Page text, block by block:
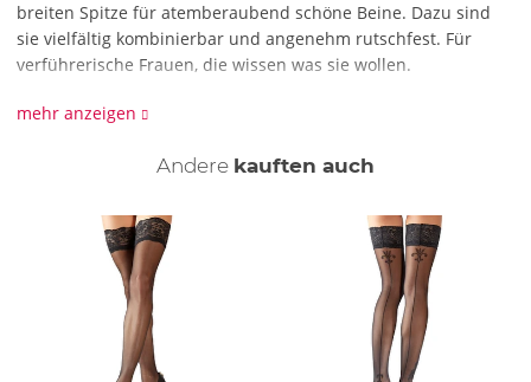
breiten Spitze für atemberaubend schöne Beine. Dazu sind
sie vielfältig kombinierbar und angenehm rutschfest. Für
verführerische Frauen, die wissen was sie wollen.
Wie reinige ich die halterlosen Strümpfe?
mit Feinwaschmittel.
mehr anzeigen
Andere kauften auch